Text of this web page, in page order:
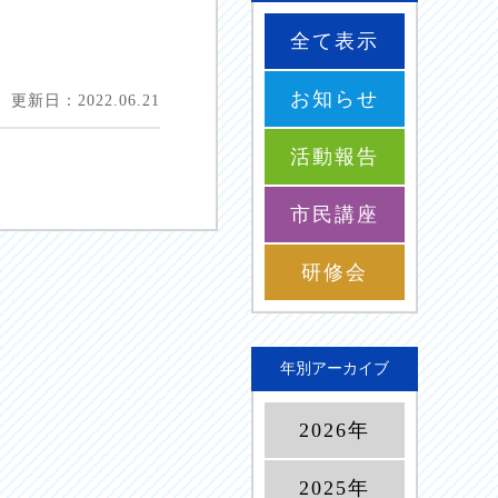
更新日：2022.06.21
全て表示
お知らせ
活動報告
市民講座
研修会
年別アーカイブ
2026年
2025年